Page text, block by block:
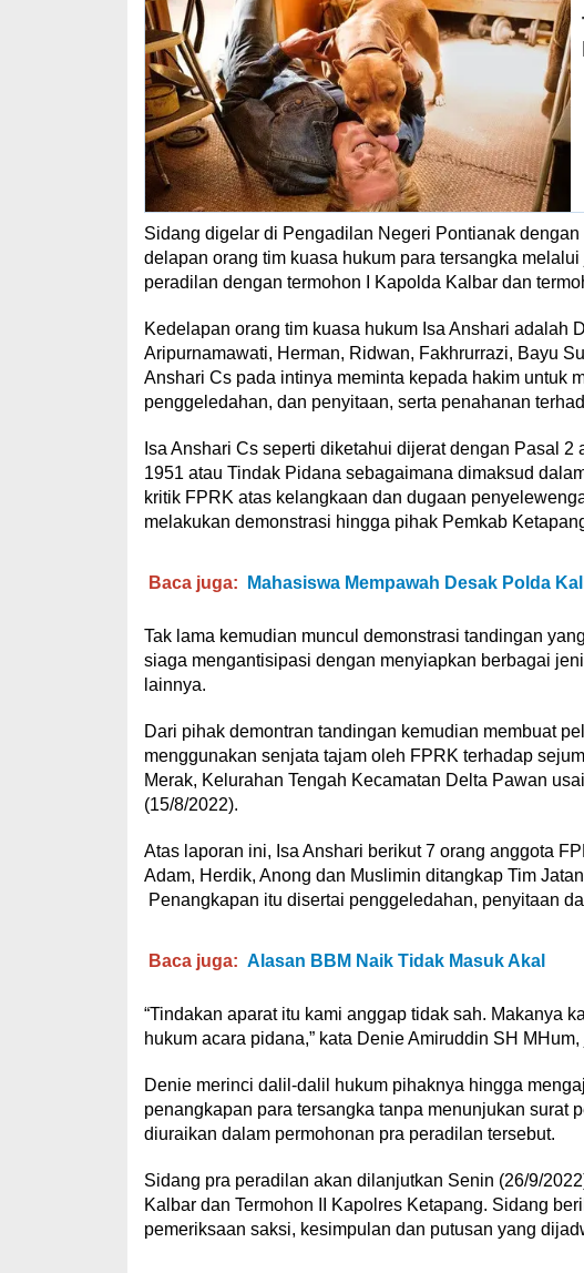
Sidang digelar di Pengadilan Negeri Pontianak
delapan orang tim kuasa hukum para tersangka
peradilan dengan termohon I Kapolda Kalbar dan
Kedelapan orang tim kuasa hukum Isa Anshari adalah
Aripurnamawati, Herman, Ridwan, Fakhrurrazi, Bayu
Anshari Cs pada intinya meminta kepada hakim untuk
penggeledahan, dan penyitaan, serta penahanan
Isa Anshari Cs seperti diketahui dijerat dengan Pasal
1951 atau Tindak Pidana sebagaimana dimaksud
kritik FPRK atas kelangkaan dan dugaan
melakukan demonstrasi hingga pihak Pemkab
Baca juga: Mahasiswa Mempawah Desak Polda
Tak lama kemudian muncul demonstrasi tandingan
siaga mengantisipasi dengan menyiapkan berbagai
lainnya.
Dari pihak demontran tandingan kemudian membuat
menggunakan senjata tajam oleh FPRK terhadap
Merak, Kelurahan Tengah Kecamatan Delta Pawan
(15/8/2022).
Atas laporan ini, Isa Anshari berikut 7 orang anggota
Adam, Herdik, Anong dan Muslimin ditangkap Tim
Penangkapan itu disertai penggeledahan, penyitaan
Baca juga: Alasan BBM Naik Tidak Masuk Akal
“Tindakan aparat itu kami anggap tidak sah. Makanya
hukum acara pidana,” kata Denie Amiruddin SH
Denie merinci dalil-dalil hukum pihaknya hingga
penangkapan para tersangka tanpa menunjukan surat
diuraikan dalam permohonan pra peradilan tersebut.
Sidang pra peradilan akan dilanjutkan Senin (26/9/
Kalbar dan Termohon II Kapolres Ketapang. Sidang
pemeriksaan saksi, kesimpulan dan putusan yang